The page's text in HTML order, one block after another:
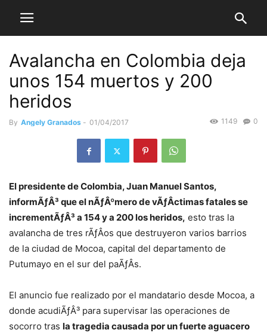
Avalancha en Colombia deja
unos 154 muertos y 200
heridos
By Angely Granados - 01/04/2017 0
1149
El presidente de Colombia, Juan Manuel Santos,
informÃƒÂ³ que el nÃƒÂºmero de vÃƒÂ­ctimas fatales se
incrementÃƒÂ³ a 154 y a 200 los heridos, esto tras la
avalancha de tres rÃƒÂ­os que destruyeron varios barrios
de la ciudad de Mocoa, capital del departamento de
Putumayo en el sur del paÃƒÂ­s.
El anuncio fue realizado por el mandatario desde Mocoa, a
donde acudiÃƒÂ³ para supervisar las operaciones de
socorro tras la tragedia causada por un fuerte aguacero